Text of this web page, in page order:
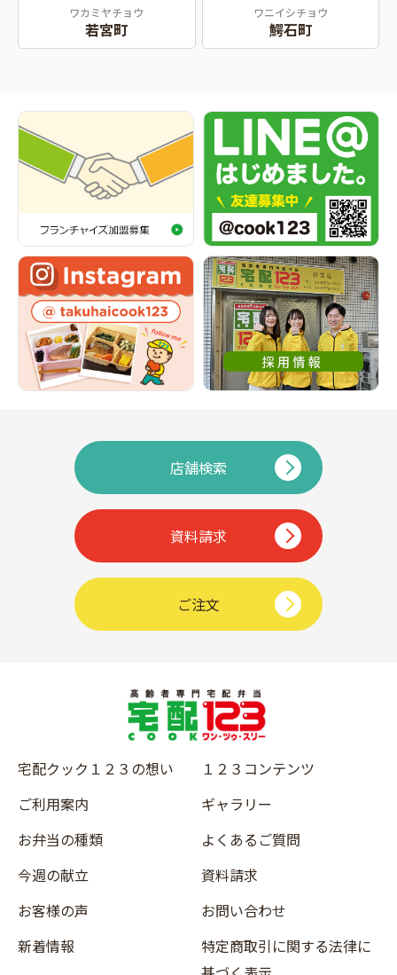
ワカミヤチョウ
若宮町
ワニイシチョウ
鰐石町
店舗検索
資料請求
ご注文
宅配クック１２３の想い
ご利用案内
お弁当の種類
今週の献立
お客様の声
新着情報
１２３コンテンツ
ギャラリー
よくあるご質問
資料請求
お問い合わせ
特定商取引に関する法律に